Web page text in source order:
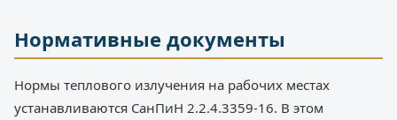
Нормативные документы
Нормы теплового излучения на рабочих местах
устанавливаются СанПиН 2.2.4.3359-16. В этом